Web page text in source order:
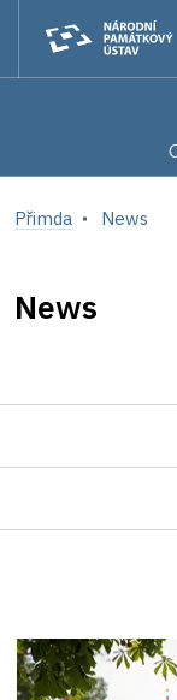
Přimda News
News